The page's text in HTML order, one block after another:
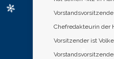
Chefredakteurin der
Vorsitzender ist